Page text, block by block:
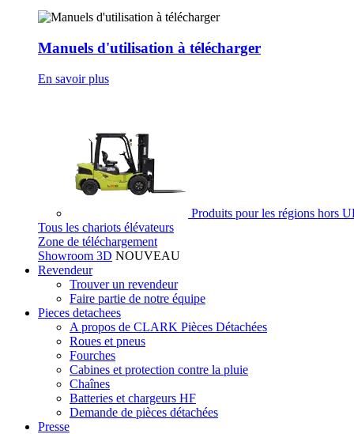
Manuels d'utilisation à télécharger
En savoir plus
Produits pour les régions hors
Tous les chariots élévateurs
Zone de téléchargement
Showroom 3D NOUVEAU
Revendeur
Trouver un revendeur
Faire partie de notre équipe
Pieces detachees
A propos de CLARK Pièces Détachées
Roues et pneus
Fourches
Cabines et protection contre la pluie
Chaînes
Batteries et chargeurs HF
Demande de pièces détachées
Presse